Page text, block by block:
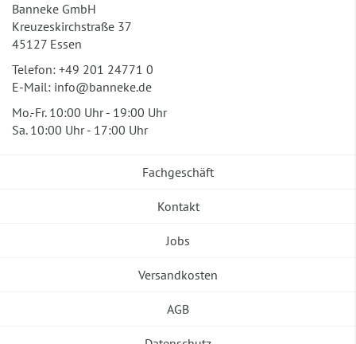
Banneke GmbH
Kreuzeskirchstraße 37
45127 Essen
Telefon: +49 201 24771 0
E-Mail: info@banneke.de
Mo.-Fr. 10:00 Uhr - 19:00 Uhr
Sa. 10:00 Uhr - 17:00 Uhr
Fachgeschäft
Kontakt
Jobs
Versandkosten
AGB